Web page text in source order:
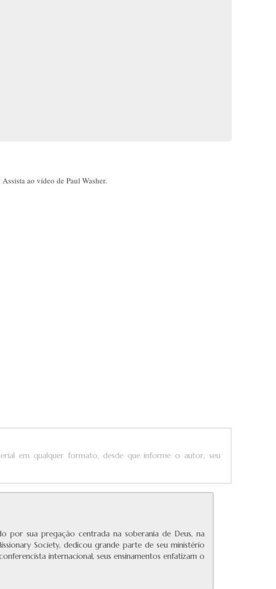
ao vídeo de Paul Washer.
em qualquer formato, desde que informe o autor, seu
por sua pregação centrada na soberania de Deus, na
Society, dedicou grande parte de seu ministério
internacional, seus ensinamentos enfatizam o